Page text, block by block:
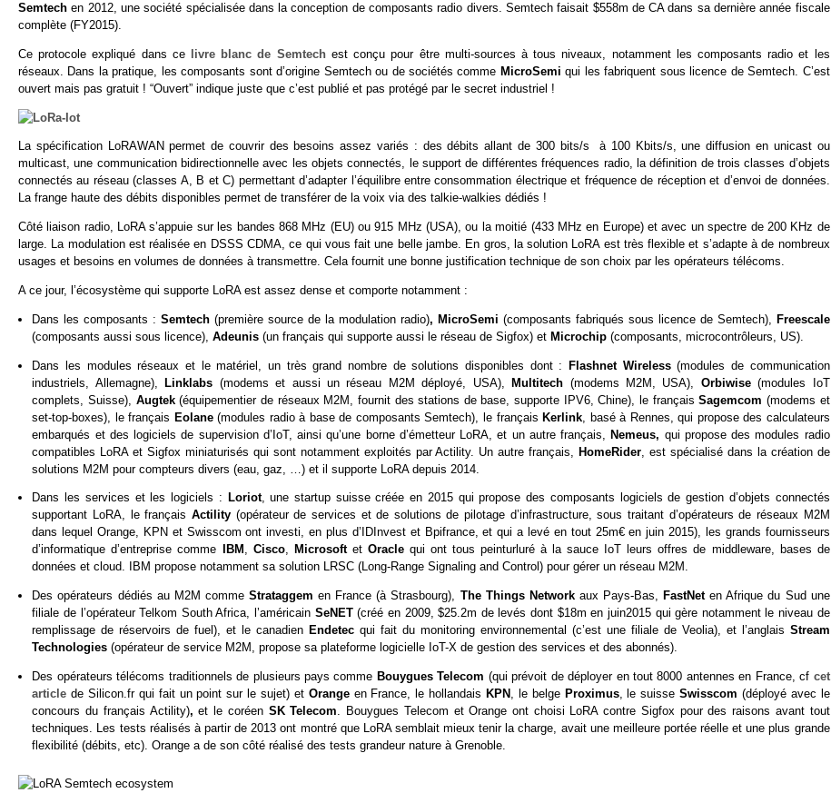
Semtechen 2012, une société spécialisée dans la conception de composants radio divers. Semtech faisait $558m de CA dans sa dernière année fiscale
complète (FY2015).
Ce protocole expliqué dans ce livre blanc de Semtechest conçu pour être multi-sources à tous niveaux, notamment les composants radio et les
réseaux. Dans la pratique, les composants sont d’origine Semtech ou de sociétés comme MicroSemiqui les fabriquent sous licence de Semtech. C’est
ouvert mais pas gratuit ! “Ouvert” indique juste que c’est publié et pas protégé par le secret industriel !
La spécification LoRAWAN permet de couvrir des besoins assez variés : des débits allant de 300 bits/s à 100 Kbits/s, une diffusion en unicast ou
multicast, une communication bidirectionnelle avec les objets connectés, le support de différentes fréquences radio, la définition de trois classes d’objets
connectés au réseau (classes A, B et C) permettant d’adapter l’équilibre entre consommation électrique et fréquence de réception et d’envoi de données.
La frange haute des débits disponibles permet de transférer de la voix via des talkie-walkies dédiés !
Côté liaison radio, LoRA s’appuie sur les bandes 868 MHz (EU) ou 915 MHz (USA), ou la moitié (433 MHz en Europe) et avec un spectre de 200 KHz de
large. La modulation est réalisée en DSSS CDMA, ce qui vous fait une belle jambe. En gros, la solution LoRA est très flexible et s’adapte à de nombreux
usages et besoins en volumes de données à transmettre. Cela fournit une bonne justification technique de son choix par les opérateurs télécoms.
A ce jour, l’écosystème qui supporte LoRA est assez dense et comporte notamment :
Dans les composants :Semtech(première source de la modulation radio), MicroSemi (composants fabriqués sous licence de Semtech),
Freescale
(composants aussi sous licence),Adeunis(un français qui supporte aussi le réseau de Sigfox) et Microchip(composants, microcontrôleurs, US).
Dans les modules réseaux et le matériel, un très grand nombre de solutions disponibles dont : Flashnet Wireless(modules de communication
industriels, Allemagne),Linklabs (modems et aussi un réseau M2M déployé, USA),Multitech (modems M2M, USA), Orbiwise(modules IoT
complets, Suisse), Augtek(équipementier de réseaux M2M, fournit des stations de base, supporte IPV6, Chine), le françaisSagemcom (modems et
set-top-boxes), le français Eolane(modules radio à base de composants Semtech), le françaisKerlink , basé à Rennes,
qui propose des calculateurs
embarqués et des logiciels de supervision d’IoT, ainsi qu’une borne d’émetteur LoRA, et un autre français,Nemeus, qui propose des modules radio
compatibles LoRA et Sigfox miniaturisés qui sont notamment exploités par Actility. Un autre français,HomeRider , est spécialisé dans la création de
solutions M2M pour compteurs divers (eau, gaz, …) et il supporte LoRA depuis 2014.
Dans les services et les logiciels : Loriot, une startup suisse créée en 2015 qui propose des composants logiciels de gestion d’objets connectés
supportant LoRA, le français Actility (opérateur de services et de solutions de pilotage d’infrastructure, sous traitant d’opérateurs de réseaux M2M
dans lequel Orange, KPN et Swisscom ont investi, en plus d’IDInvest et Bpifrance, et qui a levé en tout 25m€ en juin 2015), les grands fournisseurs
d’informatique d’entreprise comme
IBM , Cisco, Microsoft et Oracle qui ont tous peinturluré à la sauce IoT leurs offres de middleware, bases de
données et cloud. IBM propose notamment sa solution LRSC (Long-Range Signaling and Control) pour gérer un réseau M2M.
Des opérateurs dédiés au M2M commeStrataggemen France (à Strasbourg), The Things Network aux Pays-Bas, FastNeten Afrique du Sud une
filiale de l’opérateur Telkom South Africa, l’américain SeNET(créé en 2009, $25.2m de levés dont $18m en juin2015 qui gère notamment le niveau de
remplissage de réservoirs de fuel), et le canadien Endetecqui fait du monitoring environnemental (c’est une filiale de Veolia), et l’anglais Stream
Technologies(opérateur de service M2M, propose sa plateforme logicielle IoT-X de gestion des services et des abonnés).
Des opérateurs télécoms traditionnels de plusieurs pays comme Bouygues Telecom (qui prévoit de déployer en tout 8000 antennes en France, cf cet
article de Silicon.fr qui fait un point sur le sujet) et Orange en France, le hollandais KPN , le belge Proximus, le suisseSwisscom (déployé avec le
concours du français Actility),et le coréen SK Telecom. Bouygues Telecom et Orange ont choisi LoRA contre Sigfox pour des raisons avant tout
techniques. Les tests réalisés à partir de 2013 ont montré que LoRA semblait mieux tenir la charge, avait une meilleure portée réelle et une plus grande
flexibilité (débits, etc). Orange a de son côté réalisé des tests grandeur nature à Grenoble.